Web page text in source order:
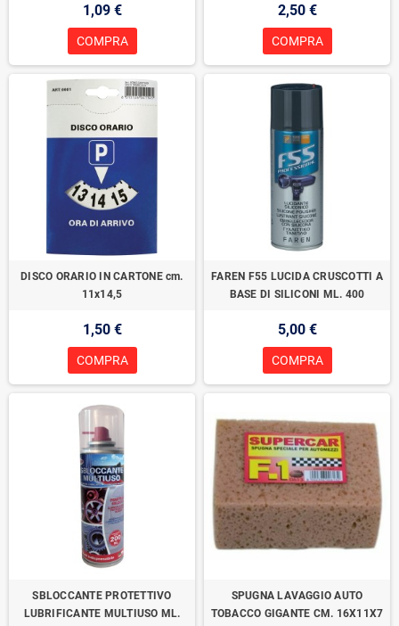
1,09 €
COMPRA
2,50 €
COMPRA
DISCO ORARIO IN CARTONE cm.
11x14,5
1,50 €
COMPRA
FAREN F55 LUCIDA CRUSCOTTI A
BASE DI SILICONI ML. 400
5,00 €
COMPRA
SBLOCCANTE PROTETTIVO
LUBRIFICANTE MULTIUSO ML.
SPUGNA LAVAGGIO AUTO
TOBACCO GIGANTE CM. 16X11X7